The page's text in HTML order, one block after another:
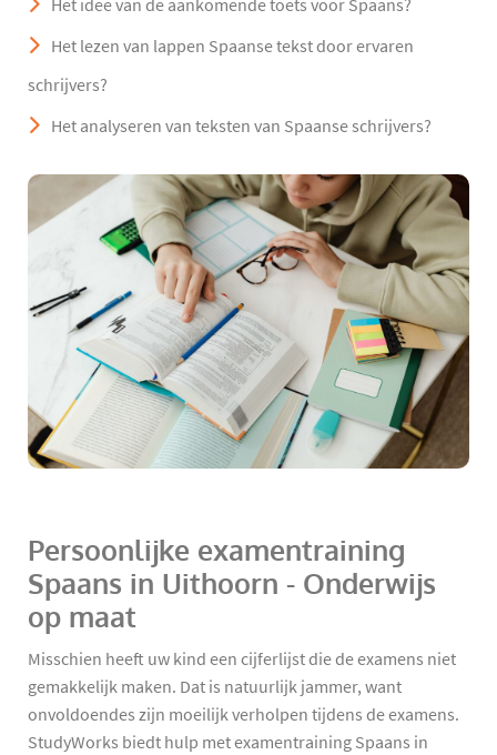
Het idee van de aankomende toets voor Spaans?
Het lezen van lappen Spaanse tekst door ervaren
schrijvers?
Het analyseren van teksten van Spaanse schrijvers?
Persoonlijke examentraining
Spaans in Uithoorn - Onderwijs
op maat
Misschien heeft uw kind een cijferlijst die de examens niet
gemakkelijk maken. Dat is natuurlijk jammer, want
onvoldoendes zijn moeilijk verholpen tijdens de examens.
StudyWorks biedt hulp met examentraining Spaans in